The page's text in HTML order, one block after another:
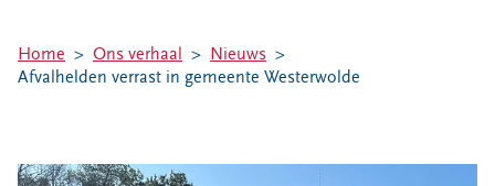
Milieustraten
Afval aanmelden
Home Ons verhaal
Nieuws
Afvalhelden verrast in gemeente Westerwolde